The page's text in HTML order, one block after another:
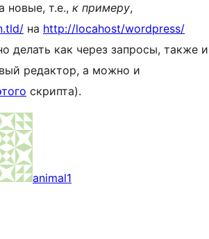
новые, т.е., к примеру,
на http://locahost/wordpress/
делать как через запросы, также и
редактор, а можно и
скрипта).
animal1